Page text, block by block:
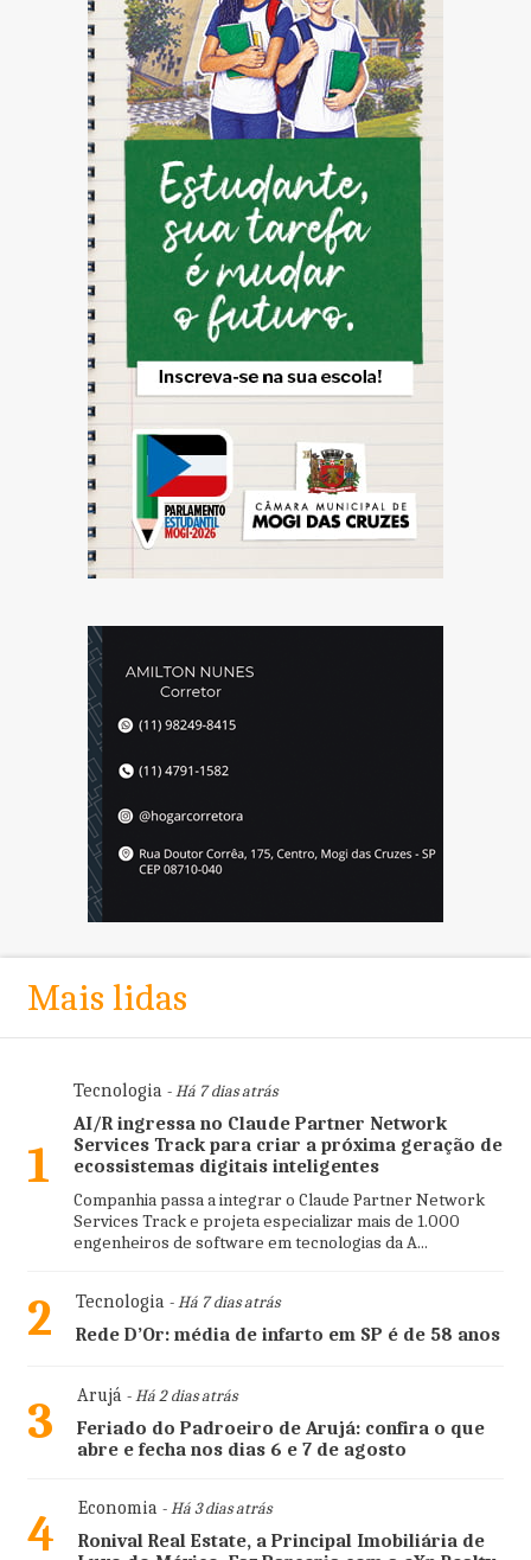
Mais lidas
1
Tecnologia- Há 7 dias atrás
AI/R ingressa no Claude Partner Network
Services Track para criar a próxima geração de
ecossistemas digitais inteligentes
Companhia passa a integrar o Claude Partner Network
Services Track e projeta especializar mais de 1.000
engenheiros de software em tecnologias da A...
2 Tecnologia- Há 7 dias atrás
Rede D’Or: média de infarto em SP é de 58 anos
3 Arujá- Há 2 dias atrás
Feriado do Padroeiro de Arujá: confira o que
abre e fecha nos dias 6 e 7 de agosto
4 Economia- Há 3 dias atrás
Ronival Real Estate, a Principal Imobiliária de